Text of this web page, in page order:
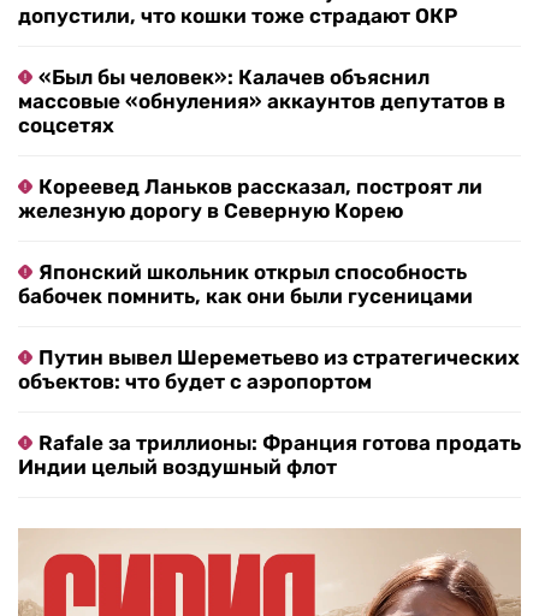
допустили, что кошки тоже страдают ОКР
«Был бы человек»: Калачев объяснил
массовые «обнуления» аккаунтов депутатов в
соцсетях
Кореевед Ланьков рассказал, построят ли
железную дорогу в Северную Корею
Японский школьник открыл способность
бабочек помнить, как они были гусеницами
Путин вывел Шереметьево из стратегических
объектов: что будет с аэропортом
Rafale за триллионы: Франция готова продать
Индии целый воздушный флот